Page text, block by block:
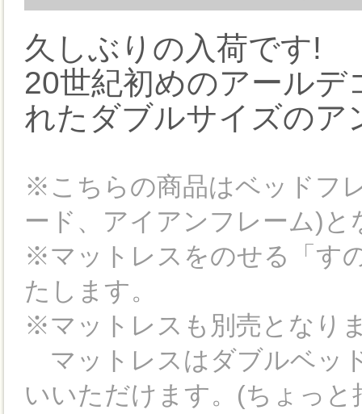
久しぶりの入荷です!
20世紀初めのアール
れたダブルサイズのア
※こちらの商品はベッドフ
ード、アイアンフレーム)と
※マットレスをのせる「す
たします。
※マットレスも別売となり
マットレスはダブルベッ
いいただけます。(ちょっ